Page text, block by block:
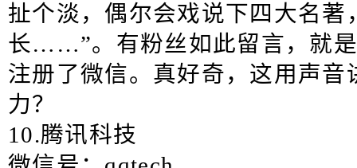
扯个淡，偶尔会戏说下四大名
长……”。有粉丝如此留言，就
注册了微信。真好奇，这用声
力？
10.腾讯科技